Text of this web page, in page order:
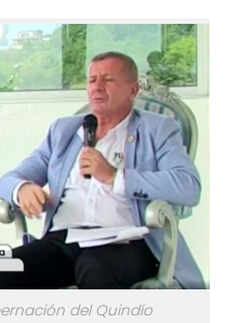
del Quindío